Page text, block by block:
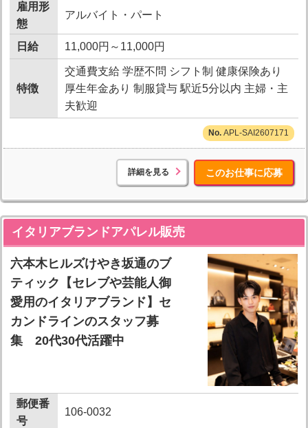
雇用形
態
アルバイト・パート
日給 11,000円～11,000円
特徴
交通費支給 学歴不問 シフト制 健康保険あり
厚生年金あり 制服貸与 駅近5分以内 主婦・主
夫歓迎
APL-SAI2607171
詳細を見る このお仕事に応募
イタリアブランドアパレル販売
六本木ヒルズけやき坂通のブ
ティック【セレブや芸能人御
愛用のイタリアブランド】セ
カンドラインのスタッフ募
集 20代30代活躍中
郵便番
号
106-0032